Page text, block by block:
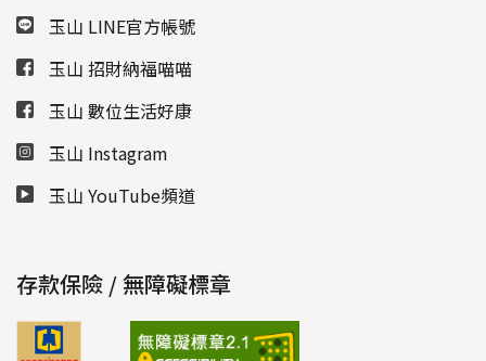
玉山 LINE官方帳號
玉山 招財納福喵喵
玉山 數位生活好康
玉山 Instagram
玉山 YouTube頻道
存款保險 / 無障礙標章